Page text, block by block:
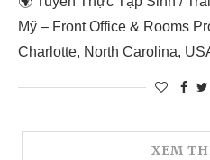
Mỹ – Front Office & Rooms
Charlotte, North Carolina,
XEM